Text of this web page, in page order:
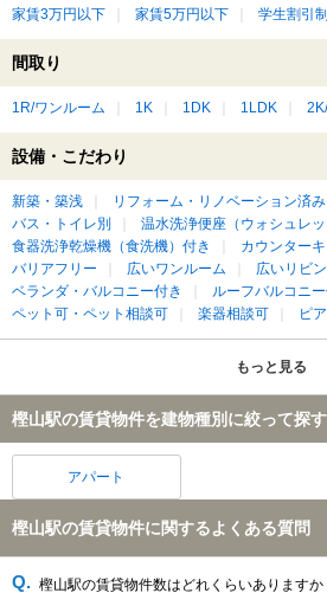
家賃3万円以下
家賃5万円以下 学生割引
間取り
1R/ワンルーム 1K 1DK 1LDK
設備・こだわり
新築・築浅 リフォーム・リノベーション済み
バス・トイレ別
温水洗浄便座（ウォシュレ
食器洗浄乾燥機（食洗機）付き
カウンター
バリアフリー
広いワンルーム
広いリビ
ベランダ・バルコニー付き
ルーフバルコニー
ペット可・ペット相談可
楽器相談可 ピ
もっと見る
樫山駅の賃貸物件を建物種別に絞って探す
アパート
樫山駅の賃貸物件に関するよくある質問
樫山駅の賃貸物件数はどれくらいありますか